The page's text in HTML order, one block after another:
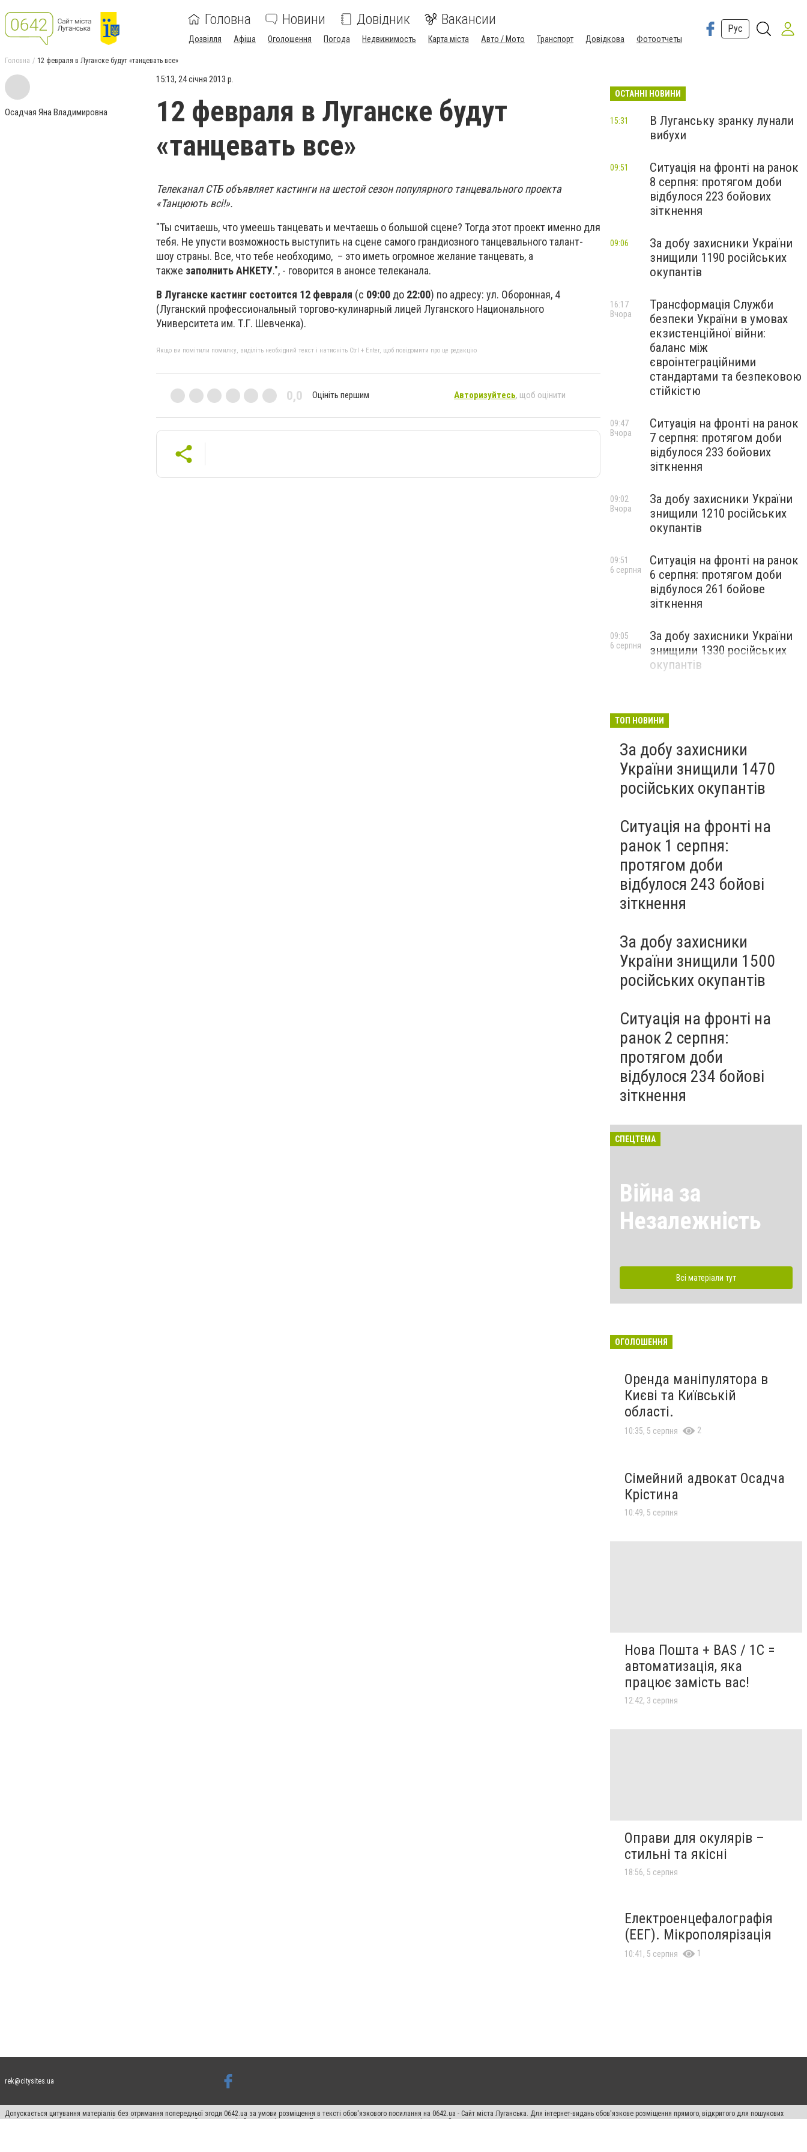
Головна Новини Довідник Вакансии
Дозвілля Афіша Оголошення Погода Недвижимость Карта міста Авто / Мото Транспорт Довідкова Фотоотчеты
Рус
Головна 12 февраля в Луганске будут «танцевать все»
Осадчая Яна Владимировна
15:13, 24 січня 2013 р.
12 февраля в Луганске будут
«танцевать все»
Телеканал СТБ объявляет кастинги на шестой сезон популярного танцевального проекта
«Танцюють всі!».
"Ты считаешь, что умеешь танцевать и мечтаешь о большой сцене? Тогда этот проект именно для
тебя. Не упусти возможность выступить на сцене самого грандиозного танцевального талант-
шоу страны. Все, что тебе необходимо, – это иметь огромное желание танцевать, а
также заполнить АНКЕТУ.", - говорится в анонсе телеканала.
В Луганске кастинг состоится 12 февраля (с 09:00 до 22:00) по адресу: ул. Оборонная, 4
(Луганский профессиональный торгово-кулинарный лицей Луганского Национального
Университета им. Т.Г. Шевченка).
Якщо ви помітили помилку, виділіть необхідний текст і натисніть Ctrl + Enter, щоб повідомити про це редакцію
0,0 Оцініть першим Авторизуйтесь, щоб оцінити
ОСТАННІ НОВИНИ
В Луганську зранку лунали
вибухи
15:31
Ситуація на фронті на ранок
8 серпня: протягом доби
відбулося 223 бойових
зіткнення
09:51
За добу захисники України
знищили 1190 російських
окупантів
09:06
Трансформація Служби
безпеки України в умовах
екзистенційної війни:
баланс між
євроінтеграційними
стандартами та безпековою
стійкістю
16:17
Вчора
Ситуація на фронті на ранок
7 серпня: протягом доби
відбулося 233 бойових
зіткнення
09:47
Вчора
За добу захисники України
знищили 1210 російських
окупантів
09:02
Вчора
Ситуація на фронті на ранок
6 серпня: протягом доби
відбулося 261 бойове
зіткнення
09:51
6 серпня
За добу захисники України
знищили 1330 російських
окупантів
09:05
6 серпня
ТОП НОВИНИ
За добу захисники
України знищили 1470
російських окупантів
Ситуація на фронті на
ранок 1 серпня:
протягом доби
відбулося 243 бойові
зіткнення
За добу захисники
України знищили 1500
російських окупантів
Ситуація на фронті на
ранок 2 серпня:
протягом доби
відбулося 234 бойові
зіткнення
СПЕЦТЕМА
Війна за
Незалежність
Всі матеріали тут
ОГОЛОШЕННЯ
Оренда маніпулятора в
Києві та Київській
області.
10:35, 5 серпня 2
Сімейний адвокат Осадча
Крістина
10:49, 5 серпня
Нова Пошта + BAS / 1C =
автоматизація, яка
працює замість вас!
12:42, 3 серпня
Оправи для окулярів –
стильні та якісні
18:56, 5 серпня
Електроенцефалографія
(ЕЕГ). Мікрополярізація
10:41, 5 серпня 1
rek@citysites.ua
Допускається цитування матеріалів без отримання попередньої згоди 0642.ua за умови розміщення в тексті обов'язкового посилання на 0642.ua - Сайт міста Луганська. Для інтернет-видань обов'язкове розміщення прямого, відкритого для пошукових
систем гіперпосилання на цитовані статті не нижче другого абзацу в тексті або в якості джерела. Порушення виняткових прав переслідується Законом.